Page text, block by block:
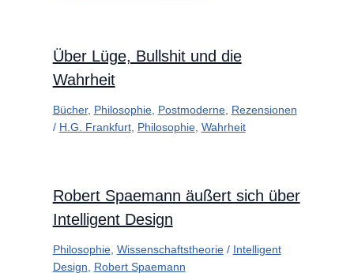
Über Lüge, Bullshit und die
Wahrheit
Bücher, Philosophie, Postmoderne, Rezensionen
/ H.G. Frankfurt, Philosophie, Wahrheit
Robert Spaemann äußert sich über
Intelligent Design
Philosophie, Wissenschaftstheorie/ Intelligent
Design
Robert Spaemann